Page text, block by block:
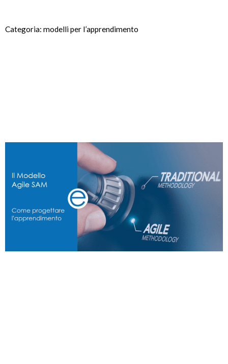
Categoria: modelli per l’apprendimento